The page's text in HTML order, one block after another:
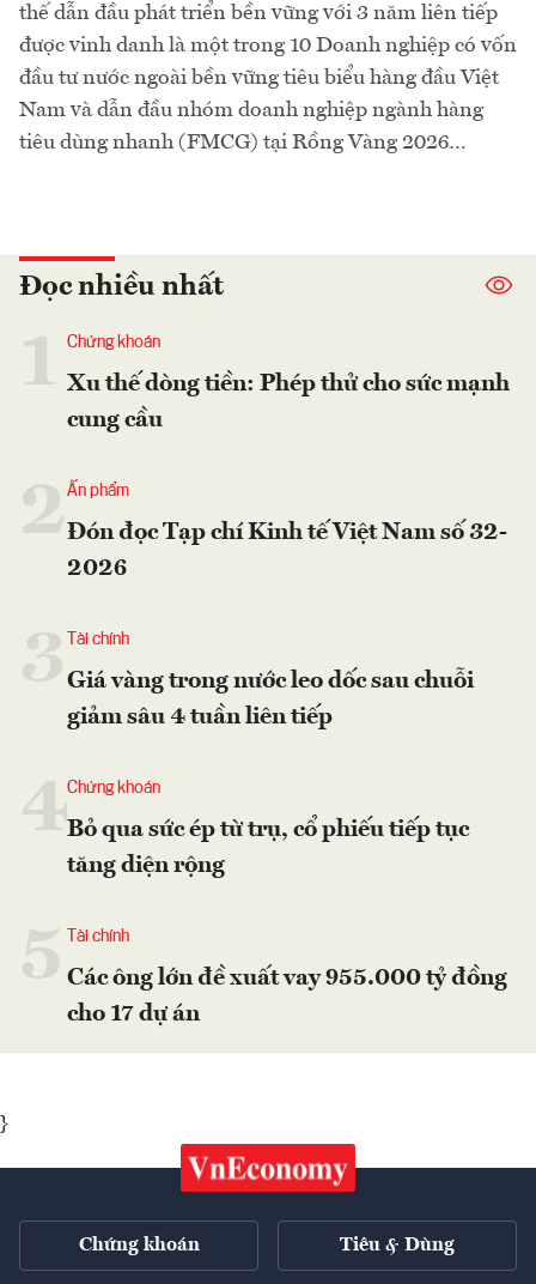
thế dẫn đầu phát triển bền vững với 3 năm liên tiếp
được vinh danh là một trong 10 Doanh nghiệp có vốn
đầu tư nước ngoài bền vững tiêu biểu hàng đầu Việt
Nam và dẫn đầu nhóm doanh nghiệp ngành hàng
tiêu dùng nhanh (FMCG) tại Rồng Vàng 2026…
Đọc nhiều nhất
Chứng khoán
Xu thế dòng tiền: Phép thử cho sức mạnh
cung cầu
2Ấn phẩm
Đón đọc Tạp chí Kinh tế Việt Nam số 32-
2026
Tài chính
Giá vàng trong nước leo dốc sau chuỗi
giảm sâu 4 tuần liên tiếp
4Chứng khoán
Bỏ qua sức ép từ trụ, cổ phiếu tiếp tục
tăng diện rộng
Tài chính
Các ông lớn đề xuất vay 955.000 tỷ đồng
cho 17 dự án
}
Chứng khoán Tiêu & Dùng